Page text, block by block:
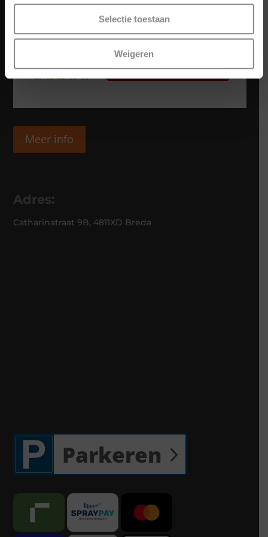
Selectie toestaan
Weigeren
Meer info
Adres:
Catharinatraat 9B, 4811XD Breda
Parkeren